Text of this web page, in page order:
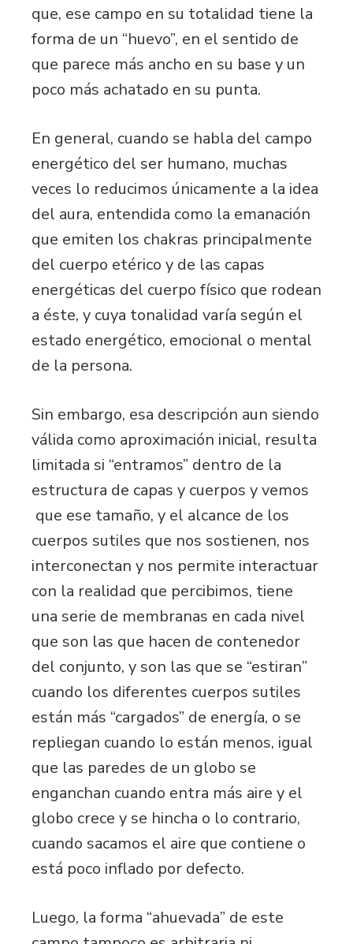
que, ese campo en su totalidad tiene la
forma de un “huevo”, en el sentido de
que parece más ancho en su base y un
poco más achatado en su punta.
En general, cuando se habla del campo
energético del ser humano, muchas
veces lo reducimos únicamente a la idea
del aura, entendida como la emanación
que emiten los chakras principalmente
del cuerpo etérico y de las capas
energéticas del cuerpo físico que rodean
a éste, y cuya tonalidad varía según el
estado energético, emocional o mental
de la persona.
Sin embargo, esa descripción aun siendo
válida como aproximación inicial, resulta
limitada si “entramos” dentro de la
estructura de capas y cuerpos y vemos
que ese tamaño, y el alcance de los
cuerpos sutiles que nos sostienen, nos
interconectan y nos permite interactuar
con la realidad que percibimos, tiene
una serie de membranas en cada nivel
que son las que hacen de contenedor
del conjunto, y son las que se “estiran”
cuando los diferentes cuerpos sutiles
están más “cargados” de energía, o se
repliegan cuando lo están menos, igual
que las paredes de un globo se
enganchan cuando entra más aire y el
globo crece y se hincha o lo contrario,
cuando sacamos el aire que contiene o
está poco inflado por defecto.
Luego, la forma “ahuevada” de este